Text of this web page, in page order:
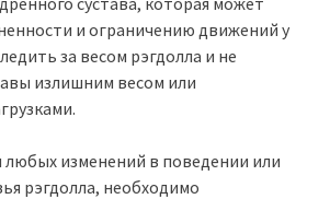
и ограничению движений у
за весом рэгдолла и не
излишним весом или
изменений в поведении или
рэгдолла, необходимо